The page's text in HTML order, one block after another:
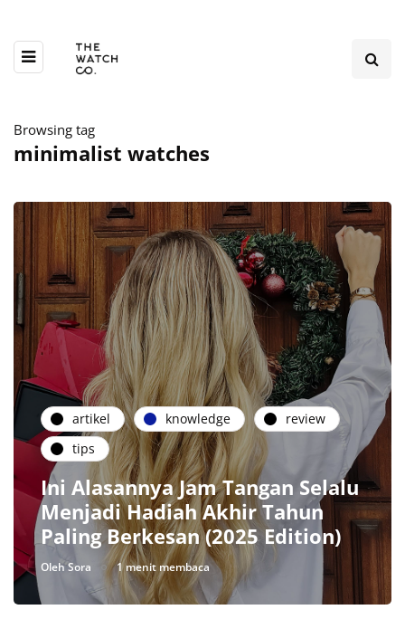
Browsing tag
minimalist watches
artikel knowledge
review
tips
Ini Alasannya Jam Tangan Selalu
Menjadi Hadiah Akhir Tahun
Paling Berkesan (2025 Edition)
OlehSora 1 menit membaca